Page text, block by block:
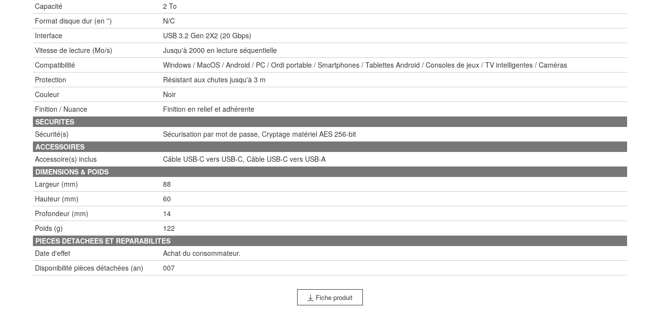
Capacité
2 To
Format disque dur (en '')
N/C
Interface
USB 3.2 Gen 2X2 (20 Gbps)
Vitesse de lecture (Mo/s)
Jusqu'à 2000 en lecture séquentielle
Compatibilité
Windows / MacOS / Android / PC / Ordi portable / Smartphones / Tablettes Android / Consoles de jeux / TV intelligentes / Caméras
Protection
Résistant aux chutes jusqu'à 3 m
Couleur
Noir
Finition / Nuance
Finition en relief et adhérente
SECURITES
Sécurité(s)
Sécurisation par mot de passe, Cryptage matériel AES 256-bit
ACCESSOIRES
Accessoire(s) inclus
Câble USB-C vers USB-C, Câble USB-C vers USB-A
DIMENSIONS & POIDS
Largeur (mm)
88
Hauteur (mm)
60
Profondeur (mm)
14
Poids (g)
122
PIECES DETACHEES ET REPARABILITES
Date d'effet
Achat du consommateur.
Disponibilité pièces détachées (an)
007
Fiche produit